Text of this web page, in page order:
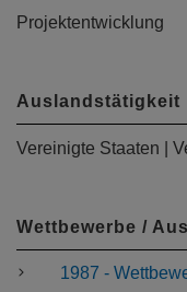
Projektentwicklung
Auslandstätigkeit
Vereinigte Staaten |
Wettbewerbe /
1987 -